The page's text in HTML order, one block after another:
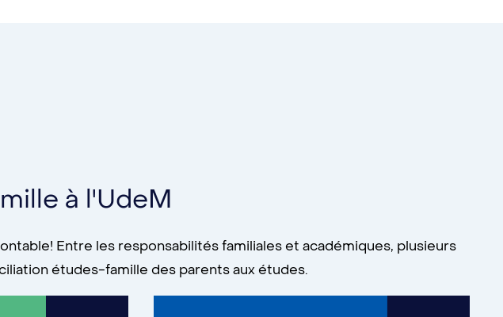
à l'UdeM
Entre les responsabilités familiales et académiques, plusieurs
études-famille des parents aux études.